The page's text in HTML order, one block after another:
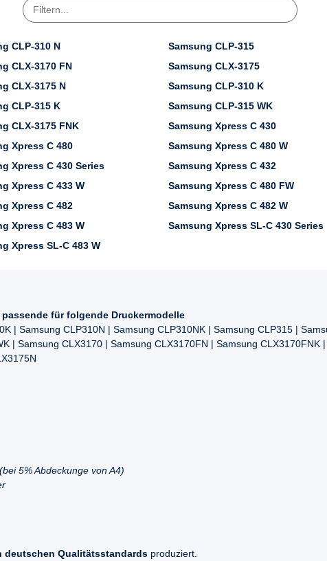
CLP-310 N Samsung CLP-315
CLX-3170 FN Samsung CLX-3175
CLX-3175 N Samsung CLP-310 K
CLP-315 K Samsung CLP-315 WK
CLX-3175 FNK Samsung Xpress C 430
Xpress C 480 Samsung Xpress C 480 W
Xpress C 430 Series Samsung Xpress C 432
Xpress C 433 W Samsung Xpress C 480 FW
Xpress C 482 Samsung Xpress C 482 W
Xpress C 483 W Samsung Xpress SL-C 430 Series
Xpress SL-C 483 W
passende für folgende Druckermodelle
| Samsung CLP310N | Samsung CLP310NK | Samsung CLP315 |
| Samsung CLX3170 | Samsung CLX3170FN | Samsung
5% Abdeckunge von A4)
deutschen Qualitätsstandards produziert.